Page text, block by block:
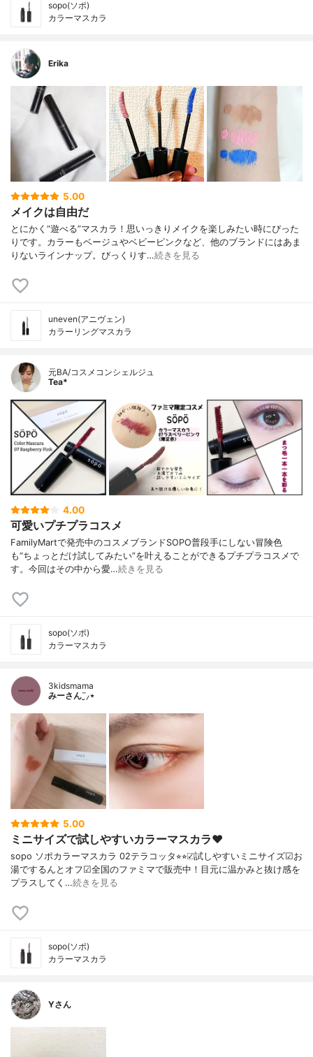
sopo(ソポ)
カラーマスカラ
Erika
5.00
メイクは自由だ
とにかく“遊べる”マスカラ！思いっきりメイクを楽しみたい時にぴった
りです。カラーもベージュやベビーピンクなど、他のブランドにはあま
りないラインナップ。びっくりす…続きを見る
uneven(アニヴェン)
カラーリングマスカラ
元BA/コスメコンシェルジュ
Tea*
4.00
可愛いプチプラコスメ
FamilyMartで発売中のコスメブランドSOPO普段手にしない冒険色
も“ちょっとだけ試してみたい”を叶えることができるプチプラコスメで
す。今回はその中から愛…続きを見る
sopo(ソポ)
カラーマスカラ
3kidsmama
みーさん¨̮⸝⋆
5.00
ミニサイズで試しやすいカラーマスカラ♥︎
sopo ソポカラーマスカラ 02テラコッタ⭐︎⭐︎☑︎試しやすいミニサイズ☑︎お
湯でするんとオフ☑︎全国のファミマで販売中！目元に温かみと抜け感を
プラスしてく…続きを見る
sopo(ソポ)
カラーマスカラ
Yさん